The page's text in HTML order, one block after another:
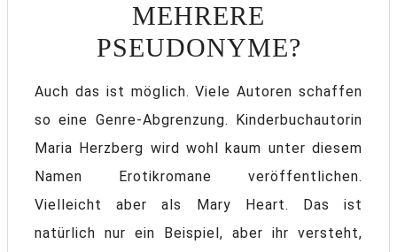
MEHRERE
PSEUDONYME?
Auch das ist möglich. Viele Autoren schaffen
so eine Genre-Abgrenzung. Kinderbuchautorin
Maria Herzberg wird wohl kaum unter diesem
Namen Erotikromane veröffentlichen.
Vielleicht aber als Mary Heart. Das ist
natürlich nur ein Beispiel, aber ihr versteht,